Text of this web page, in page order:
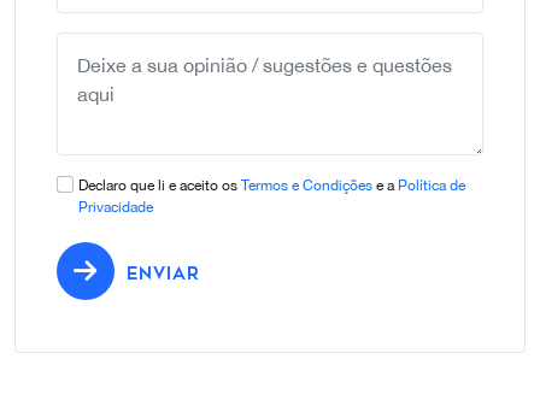
+351
Declaro que li e aceito os Termos e Condições e a Política de
Privacidade
ENVIAR